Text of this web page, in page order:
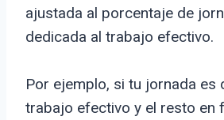
ajustada al porcentaje de
dedicada al trabajo efectivo.
Por ejemplo, si tu jornada es
trabajo efectivo y el resto en